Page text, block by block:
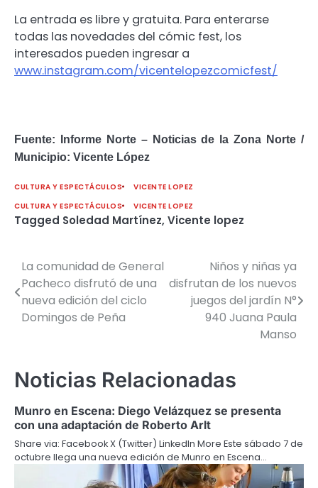
La entrada es libre y gratuita. Para enterarse
todas las novedades del cómic fest, los
interesados pueden ingresar a
www.instagram.com/vicentelopezcomicfest/
Fuente: Informe Norte – Noticias de la Zona Norte /
Municipio: Vicente López
CULTURA Y ESPECTÁCULOS
VICENTE LOPEZ
CULTURA Y ESPECTÁCULOS
VICENTE LOPEZ
Tagged Soledad Martínez, Vicente lopez
Navegación
de
entradas
La comunidad de General
Pacheco disfrutó de una
nueva edición del ciclo
Domingos de Peña
Niños y niñas ya
disfrutan de los nuevos
juegos del jardín N°
940 Juana Paula
Manso
Noticias Relacionadas
Munro en Escena: Diego Velázquez se presenta
con una adaptación de Roberto Arlt
Share via: Facebook X (Twitter) LinkedIn More Este sábado 7 de
octubre llega una nueva edición de Munro en Escena…